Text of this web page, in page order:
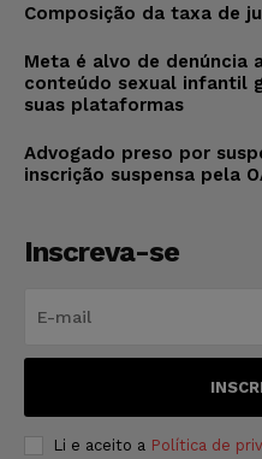
Composição da taxa de
Meta é alvo de denúncia
conteúdo sexual infantil
suas plataformas
Advogado preso por
inscrição suspensa pela
Inscreva-se
Li e aceito a Política de